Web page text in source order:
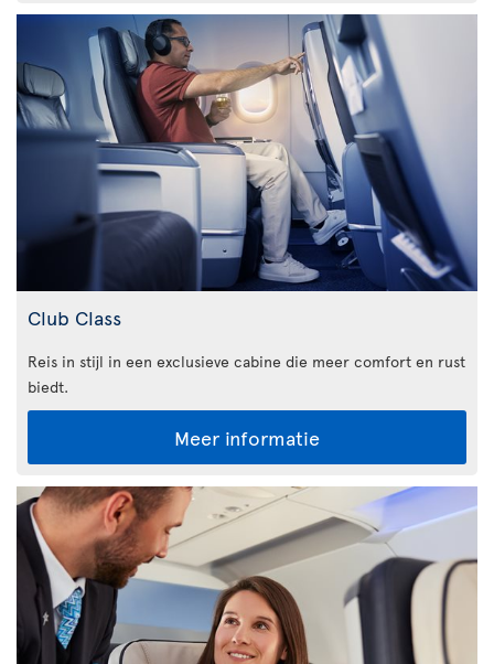
Club Class
Reis in stijl in een exclusieve cabine die meer comfort en rust
biedt.
Meer informatie